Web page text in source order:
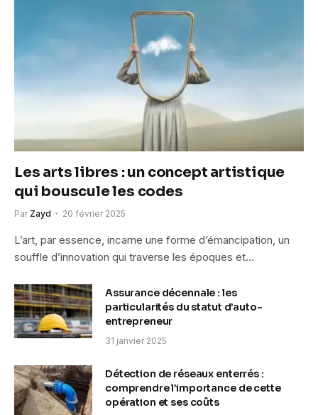
Les arts libres : un concept artistique
qui bouscule les codes
Par Zayd 20 février 2025
L’art, par essence, incarne une forme d’émancipation, un
souffle d’innovation qui traverse les époques et…
Assurance décennale : les
particularités du statut d’auto-
entrepreneur
31 janvier 2025
Détection de réseaux enterrés :
comprendre l’importance de cette
opération et ses coûts